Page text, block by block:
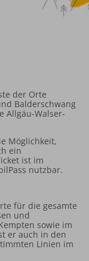
der Orte
Balderschwang
Allgäu-Walser-
Möglichkeit,
ein
ist im
nutzbar.
für die gesamte
und
sowie im
er auch in den
Linien im